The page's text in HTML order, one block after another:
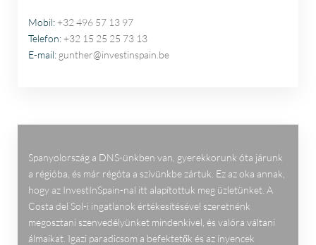
Mobil:+32 496 57 13 97
Telefon:+32 15 25 25 73 13
E-mail: gunther@investinspain.be
Spanyolország a DNS-ünkben van, gyerekkorunk óta járunk
a régióba, és már régóta a szívünkbe zártuk. Ez az oka annak,
hogy az InvestInSpain-nal itt alapítottuk meg üzletünket. A
Costa del Sol-i ingatlanok értékesítésével szeretnénk
megosztani szenvedélyünket mindenkivel, és valóra váltani
álmaikat. Igazi paradicsom a befektetők és az ínyencek